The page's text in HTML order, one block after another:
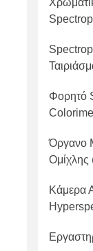
Φορητό
Όργανο
Ομίχλης
Κάμερα